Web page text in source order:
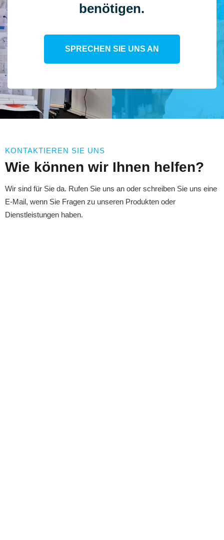
benötigen.
SPRECHEN SIE UNS AN
KONTAKTIEREN SIE UNS
Wie können wir Ihnen helfen?
Wir sind für Sie da. Rufen Sie uns an oder schreiben Sie uns eine
E-Mail, wenn Sie Fragen zu unseren Produkten oder
Dienstleistungen haben.